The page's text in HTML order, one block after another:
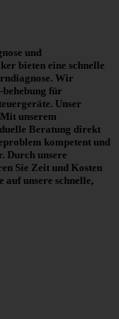
und
bieten eine schnelle
Wir
behebung für
Unser
unserem
Beratung direkt
kompetent und
Durch unsere
Sie Zeit und Kosten
auf unsere schnelle,